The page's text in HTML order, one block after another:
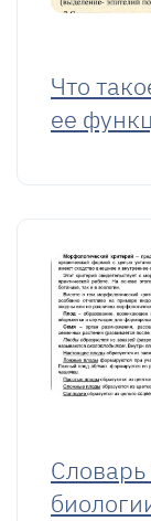
Что
ее